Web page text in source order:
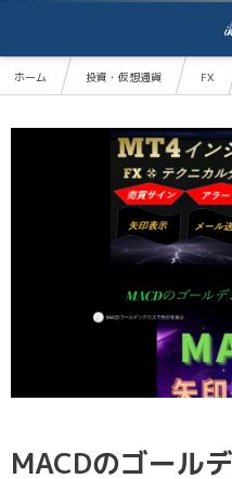
ホーム 投資・仮想通貨
FX
MACDのゴール